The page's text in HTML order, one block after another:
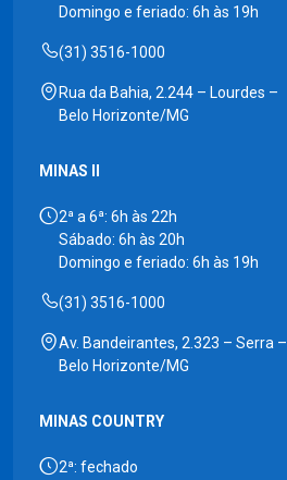
Domingo e feriado: 6h às 19h
(31) 3516-1000
Rua da Bahia, 2.244 – Lourdes –
Belo Horizonte/MG
MINAS II
2ª a 6ª: 6h às 22h
Sábado: 6h às 20h
Domingo e feriado: 6h às 19h
(31) 3516-1000
Av. Bandeirantes, 2.323 – Serra –
Belo Horizonte/MG
MINAS COUNTRY
2ª: fechado